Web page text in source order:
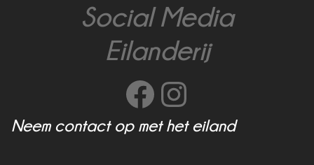
Social Media
Eilanderij
Facebook
Instagram
Neem contact op met het eiland